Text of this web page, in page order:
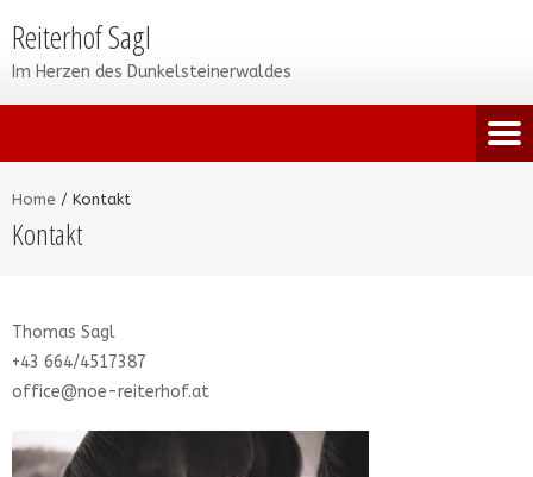
Reiterhof Sagl
Im Herzen des Dunkelsteinerwaldes
Home / Kontakt
Kontakt
Thomas Sagl
+43 664/4517387
office@noe-reiterhof.at